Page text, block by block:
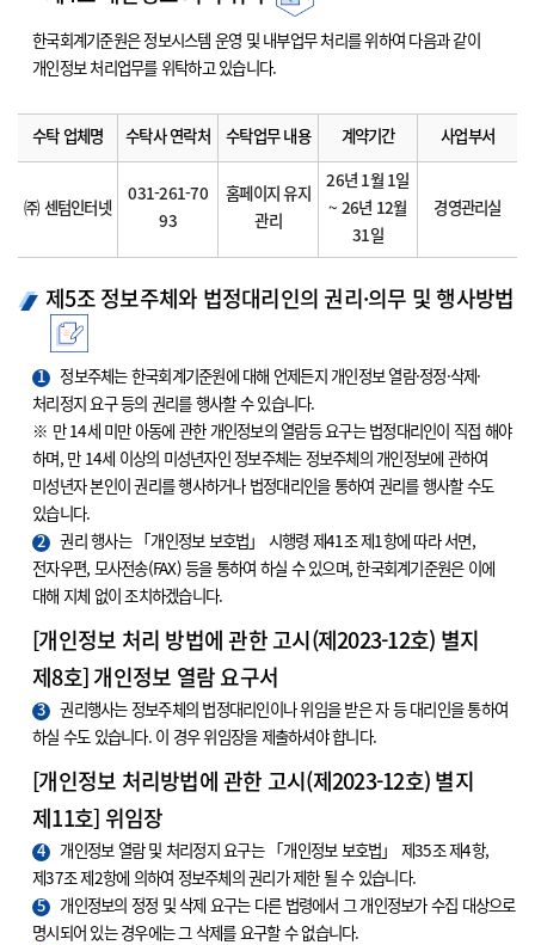
한국회계기준원은 정보시스템 운영 및 내부업무 처리를 위하여 다음과 같이
개인정보 처리업무를 위탁하고 있습니다.
수탁 업체명 수탁사 연락처 수탁업무 내용 계약기간 사업부서
㈜ 센텀인터넷
031-261-70
93
홈페이지 유지
관리
26년 1월 1일
~ 26년 12월
31일
경영관리실
제5조 정보주체와 법정대리인의 권리·의무 및 행사방법
1
정보주체는 한국회계기준원에 대해 언제든지 개인정보 열람·정정·삭제·
처리정지 요구 등의 권리를 행사할 수 있습니다.
※ 만 14세 미만 아동에 관한 개인정보의 열람등 요구는 법정대리인이 직접 해야
하며, 만 14세 이상의 미성년자인 정보주체는 정보주체의 개인정보에 관하여
미성년자 본인이 권리를 행사하거나 법정대리인을 통하여 권리를 행사할 수도
있습니다.
2
권리 행사는 「개인정보 보호법」 시행령 제41조 제1항에 따라 서면,
전자우편, 모사전송(FAX) 등을 통하여 하실 수 있으며, 한국회계기준원은 이에
대해 지체 없이 조치하겠습니다.
[개인정보 처리 방법에 관한 고시(제2023-12호) 별지
제8호] 개인정보 열람 요구서
3
권리행사는 정보주체의 법정대리인이나 위임을 받은 자 등 대리인을 통하여
하실 수도 있습니다. 이 경우 위임장을 제출하셔야 합니다.
[개인정보 처리방법에 관한 고시(제2023-12호) 별지
제11호] 위임장
4
개인정보 열람 및 처리정지 요구는 「개인정보 보호법」 제35조 제4항,
제37조 제2항에 의하여 정보주체의 권리가 제한 될 수 있습니다.
5
개인정보의 정정 및 삭제 요구는 다른 법령에서 그 개인정보가 수집 대상으로
명시되어 있는 경우에는 그 삭제를 요구할 수 없습니다.